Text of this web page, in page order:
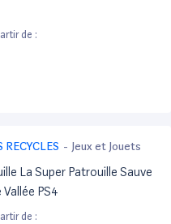
de :
RECYCLES - Jeux et Jouets
La Super Patrouille Sauve
PS4
de :